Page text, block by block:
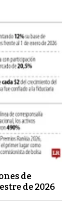
de
de 2026